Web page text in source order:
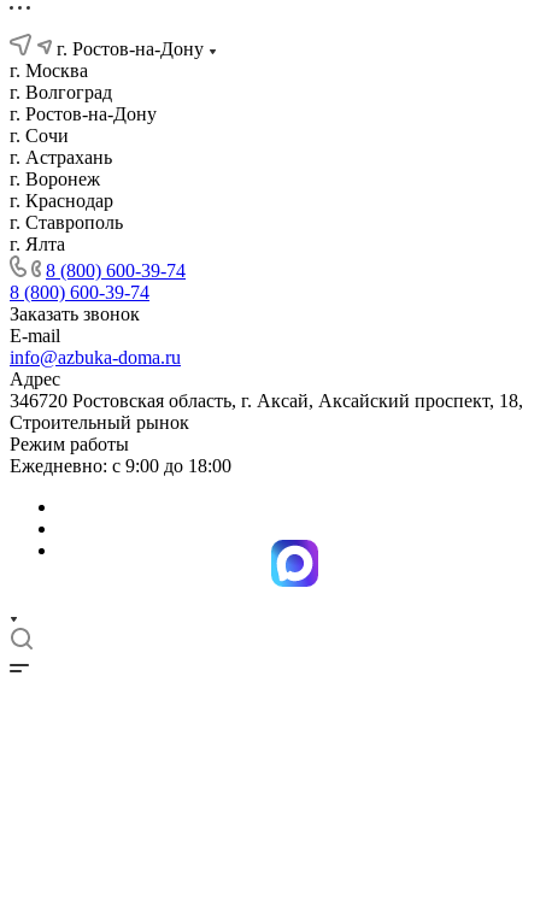
г. Ростов-на-Дону
г. Москва
г. Волгоград
г. Ростов-на-Дону
г. Сочи
г. Астрахань
г. Воронеж
г. Краснодар
г. Ставрополь
г. Ялта
8 (800) 600-39-74
8 (800) 600-39-74
Заказать звонок
E-mail
info@azbuka-doma.ru
Адрес
346720 Ростовская область, г. Аксай, Аксайский проспект, 18,
Строительный рынок
Режим работы
Ежедневно: с 9:00 до 18:00